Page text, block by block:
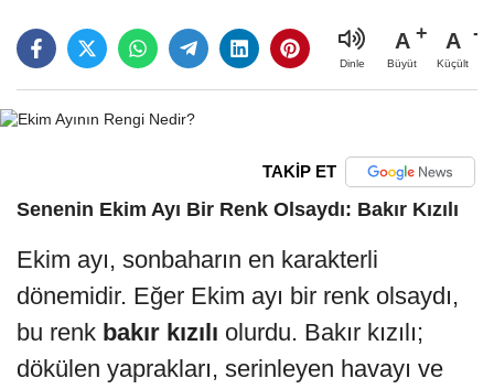
Dinle
A
Büyüt
A
Küçült
TAKİP ET
Senenin Ekim Ayı Bir Renk Olsaydı: Bakır Kızılı
Ekim ayı, sonbaharın en karakterli
dönemidir. Eğer Ekim ayı bir renk olsaydı,
bu renk bakır kızılı olurdu. Bakır kızılı;
dökülen yaprakları, serinleyen havayı ve